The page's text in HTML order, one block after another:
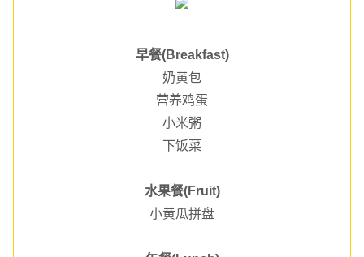
早餐(Breakfast)
奶黄包
营养鸡蛋
小米粥
下饭菜
水果餐(Fruit)
小黄瓜拼盘